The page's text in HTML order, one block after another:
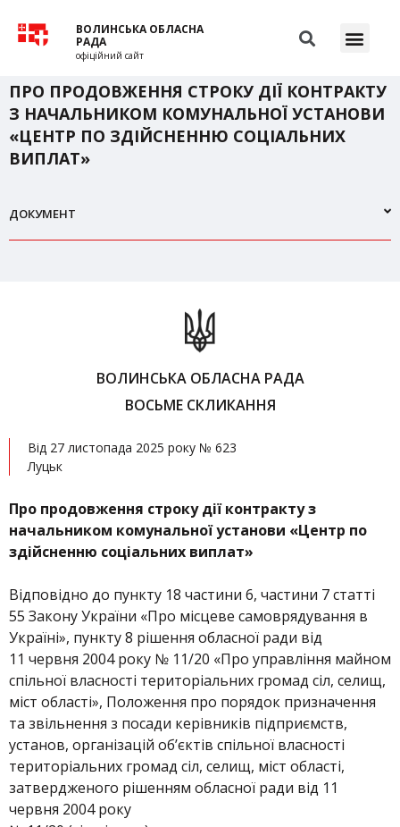
ВОЛИНСЬКА ОБЛАСНА
РАДА
офіційний сайт
ПРО ПРОДОВЖЕННЯ СТРОКУ ДІЇ КОНТРАКТУ
З НАЧАЛЬНИКОМ КОМУНАЛЬНОЇ УСТАНОВИ
«ЦЕНТР ПО ЗДІЙСНЕННЮ СОЦІАЛЬНИХ
ВИПЛАТ»
ДОКУМЕНТ
ВОЛИНСЬКА ОБЛАСНА РАДА
ВОСЬМЕ СКЛИКАННЯ
Від 27 листопада 2025 року № 623
Луцьк
Про продовження строку дії контракту з
начальником комунальної установи «Центр по
здійсненню соціальних виплат»
Відповідно до пункту 18 частини 6, частини 7 статті
55 Закону України «Про місцеве самоврядування в
Україні», пункту 8 рішення обласної ради від
11 червня 2004 року № 11/20 «Про управління майном
спільної власності територіальних громад сіл, селищ,
міст області», Положення про порядок призначення
та звільнення з посади керівників підприємств,
установ, організацій об’єктів спільної власності
територіальних громад сіл, селищ, міст області,
затвердженого рішенням обласної ради від 11
червня 2004 року